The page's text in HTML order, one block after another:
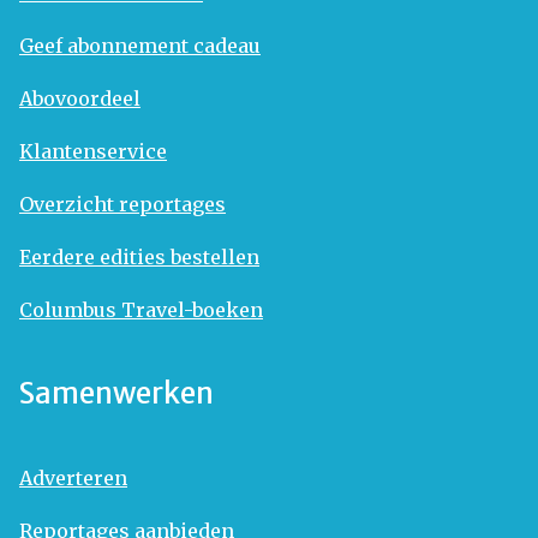
Geef abonnement cadeau
Abovoordeel
Klantenservice
Overzicht reportages
Eerdere edities bestellen
Columbus Travel-boeken
Samenwerken
Adverteren
Reportages aanbieden